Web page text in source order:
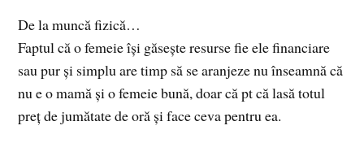
De la muncă fizică…
Faptul că o femeie își găsește resurse fie ele financiare
sau pur și simplu are timp să se aranjeze nu înseamnă că
nu e o mamă și o femeie bună, doar că pt că lasă totul
preț de jumătate de oră și face ceva pentru ea.